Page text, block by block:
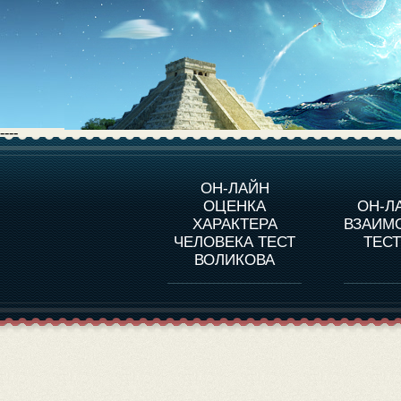
----
ОН-ЛАЙН
ОЦЕНКА
ХАРАКТЕРА
ЧЕЛОВЕКА ТЕСТ
ВОЛИКОВА
ОН-
О ПРОГРАММЕ
ОЦЕНКА ХАРАКТЕРA
ЧЕЛОВЕКА
ОЦЕНКА ХАРАКТЕРА
ВЫДАЮЩИХСЯ
ЛИЧНОСТЕЙ